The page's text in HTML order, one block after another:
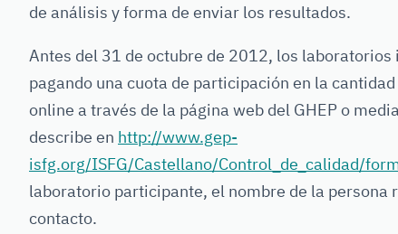
de análisis y forma de enviar los resultados.
Antes del 31 de octubre de 2012, los laboratorios
pagando una cuota de participación en la
online a través de la página web del GHEP o
describe en http://www.gep-
isfg.org/ISFG/Castellano/Control_de_calidad/
laboratorio participante, el nombre de la persona
contacto.